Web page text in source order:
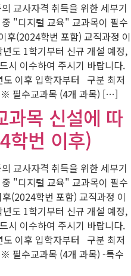
의 교사자격 취득을 위한 세부기
"디지털 교육" 교과목이 필수
(2024학번 포함) 교직과정 이
도 1학기부터 신규 개설 예정,
시 이수하여 주시기 바랍니다.
이후 입학자부터 구분 최저
필수교과목 (4개 과목) […]
과목 신설에 따
학번 이후)
의 교사자격 취득을 위한 세부기
"디지털 교육" 교과목이 필수
(2024학번 포함) 교직과정 이
도 1학기부터 신규 개설 예정,
시 이수하여 주시기 바랍니다.
이후 입학자부터 구분 최저
필수교과목 (4개 과목) -특수